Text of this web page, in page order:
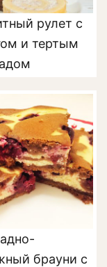
рулет с
и тертым
брауни с